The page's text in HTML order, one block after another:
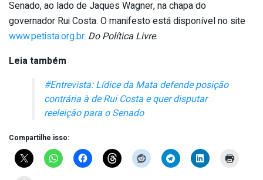
Senado, ao lado de Jaques Wagner, na chapa do
governador Rui Costa. O manifesto está disponível no site
www.petista.org.br. Do Política Livre.
Leia também
#Entrevista: Lídice da Mata defende posição
contrária à de Rui Costa e quer disputar
reeleição para o Senado
Compartilhe isso: